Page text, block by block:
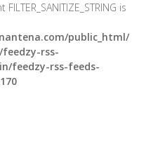
is
public_html/
rss-
feedzy-rss-feeds-